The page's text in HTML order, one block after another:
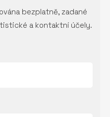
bezplatně, zadané
a kontaktní účely.